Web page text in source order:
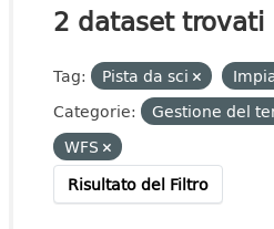
2 dataset trovati
Tag: Pista da sci
Categorie:
Gestione del
WFS
Risultato del Filtro